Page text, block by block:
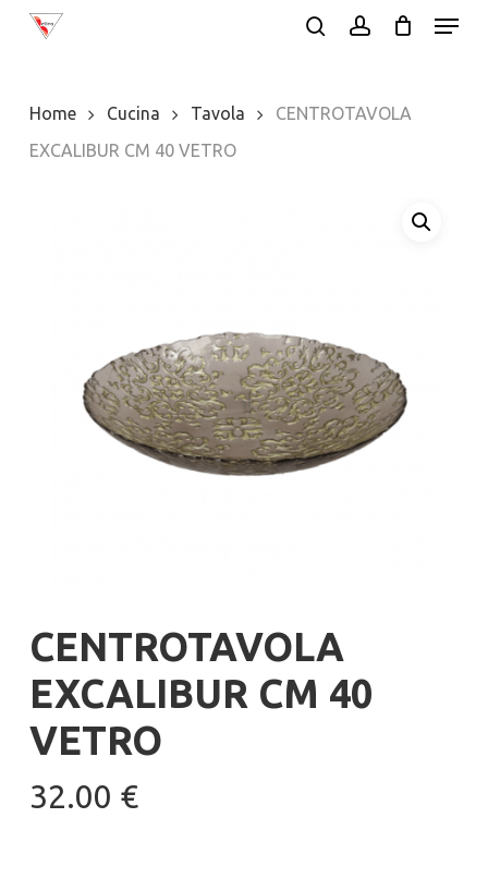
Skip
content
Menu
Home Cucina Tavola
CENTROTAVOLA
EXCALIBUR CM 40 VETRO
CENTROTAVOLA
EXCALIBUR CM 40
VETRO
32.00 €